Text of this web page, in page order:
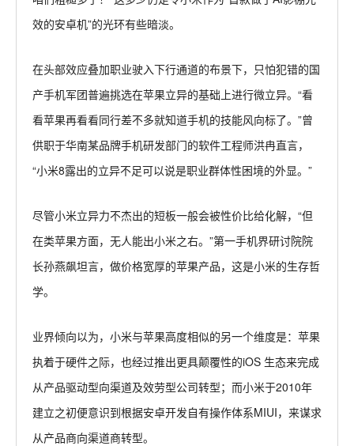
效的安卓机”的光环有些暗淡。
在头部效应叠加职业驶入下行通道的布景下，只怕犯错的国
产手机军团普遍挑选在苹果立异的基础上进行微立异。“看
看苹果再看看同行差不多就知道手机的技能风向标了。”曾
供职于华南某品牌手机研发部门的软件工程师洪冉直言，
“小米8露出的立异不足可以说是职业群体性困境的外显。”
尽管小米立异力不杰出的短板一般会被性价比给化解，“但
在类苹果方面，无人能出小米之右。”第一手机界研讨院院
长孙燕飙坦言，做价格宽厚的苹果产品，这是小米的生存哲
学。
业界倾向以为，小米与苹果高度相似的另一个维度是：苹果
执着于硬件之际，也经过推出更具颠覆性的iOS 生态来完成
从产品驱动型向渠道及效劳型公司转型；而小米于2010年
建立之初便意识到根据安卓开发自有操作体系MIUI，来谋求
从产品商向渠道商转型。